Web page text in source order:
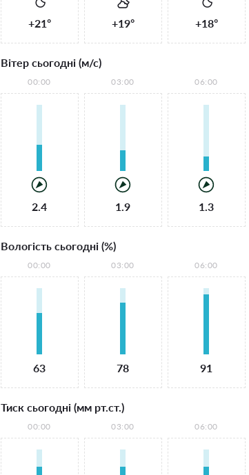
+21° +19° +18°
Вітер сьогодні (м/с)
00:00
2.4
03:00
1.9
06:00
1.3
Вологість сьогодні (%)
00:00
63
03:00
78
06:00
91
Тиск сьогодні (мм рт.ст.)
00:00 03:00 06:00